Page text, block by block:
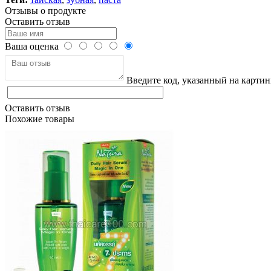
Отзывы о продукте
Оставить отзыв
Ваша оценка
Введите код, указанный на
Оставить отзыв
Похожие товары